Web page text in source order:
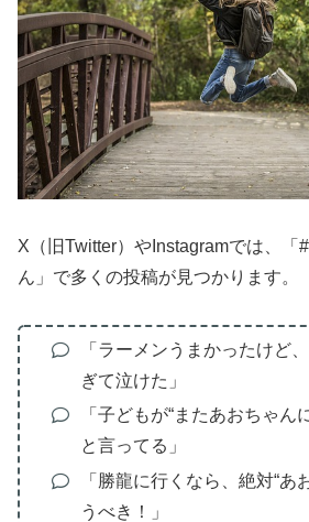
X（旧Twitter）やInstagramでは、「
ん」で多くの投稿が見つかります。
「ラーメンうまかったけど
ぎて泣けた」
「子どもが“またあおちゃん
と言ってる」
「勝龍に行くなら、絶対“あ
うべき！」